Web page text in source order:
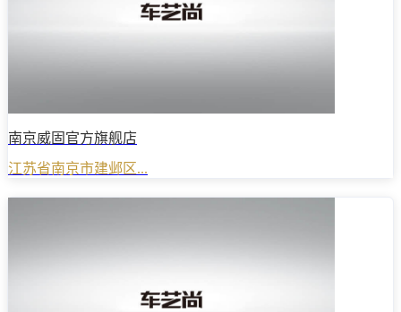
南京威固官方旗舰店
江苏省南京市建邺区...